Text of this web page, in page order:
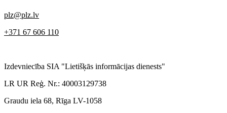
plz@plz.lv
+371 67 606 110
Izdevniecība SIA "Lietišķās informācijas dienests"
LR UR Reģ. Nr.: 40003129738
Graudu iela 68, Rīga LV-1058